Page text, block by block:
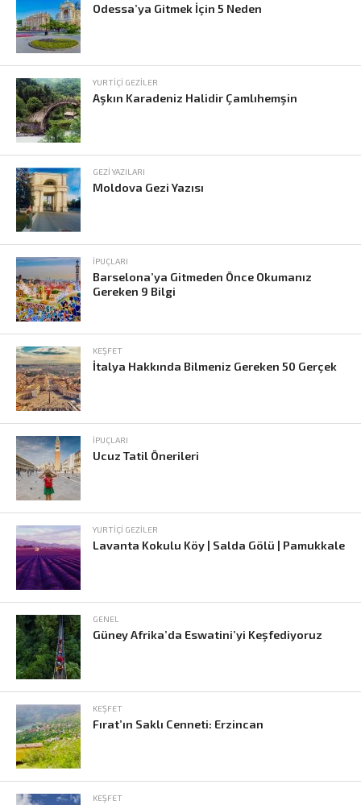
Odessa’ya Gitmek İçin 5 Neden
YURTIÇI GEZILER
Aşkın Karadeniz Halidir Çamlıhemşin
GEZI YAZILARI
Moldova Gezi Yazısı
İPUÇLARI
Barselona’ya Gitmeden Önce Okumanız
Gereken 9 Bilgi
KEŞFET
İtalya Hakkında Bilmeniz Gereken 50 Gerçek
İPUÇLARI
Ucuz Tatil Önerileri
YURTIÇI GEZILER
Lavanta Kokulu Köy | Salda Gölü | Pamukkale
GENEL
Güney Afrika’da Eswatini’yi Keşfediyoruz
KEŞFET
Fırat’ın Saklı Cenneti: Erzincan
KEŞFET